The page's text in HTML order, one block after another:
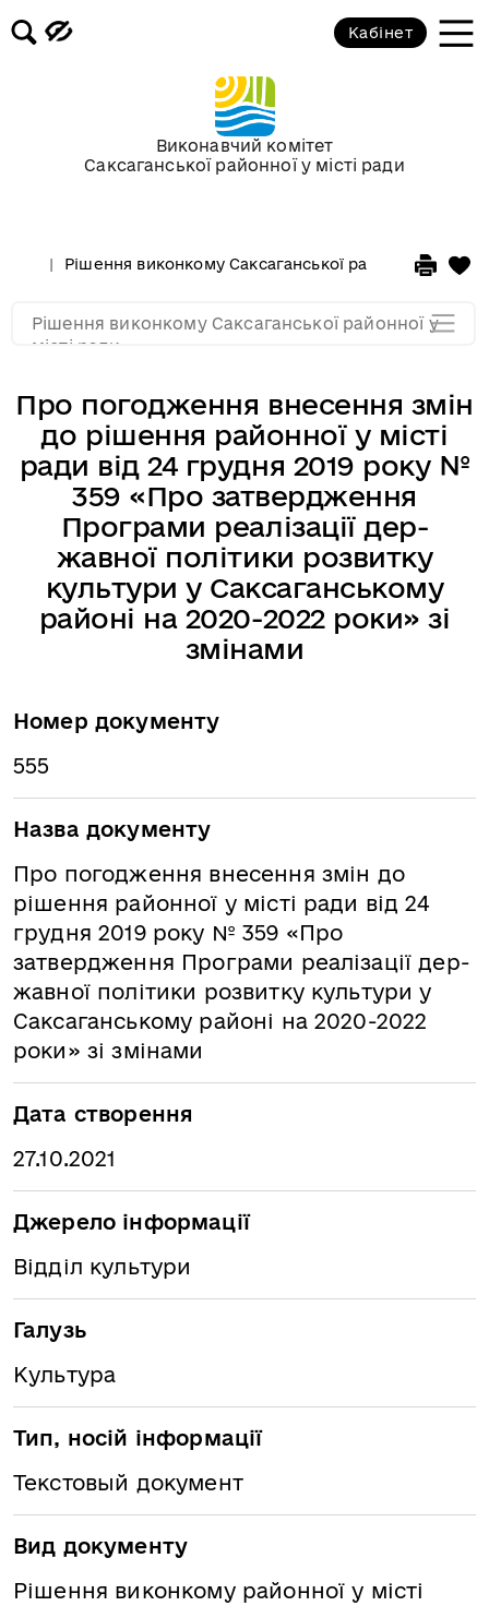
Виконавчий комітет
Саксаганської районної у місті ради
Кабінет
Рішення виконкому Саксаганської районної у місті
Про погодження внесення змін
до рішення районної у місті
ради від 24 грудня 2019 року №
359 «Про затвердження
Програми реалізації дер-
жавної політики розвитку
культури у Саксаганському
районі на 2020-2022 роки» зі
змінами
Номер документу
555
Назва документу
Про погодження внесення змін до
рішення районної у місті ради від 24
грудня 2019 року № 359 «Про
затвердження Програми реалізації дер-
жавної політики розвитку культури у
Саксаганському районі на 2020-2022
роки» зі змінами
Дата створення
27.10.2021
Джерело інформації
Відділ культури
Галузь
Культура
Тип, носій інформації
Текстовый документ
Вид документу
Рішення виконкому районної у місті
Рішення виконкому Саксаганської районної у
місті ради
Засідання за 2015 рік
Засідання за 2014 рік
Засідання за 2013 рік
Засідання за 2011
Засідання за 2010